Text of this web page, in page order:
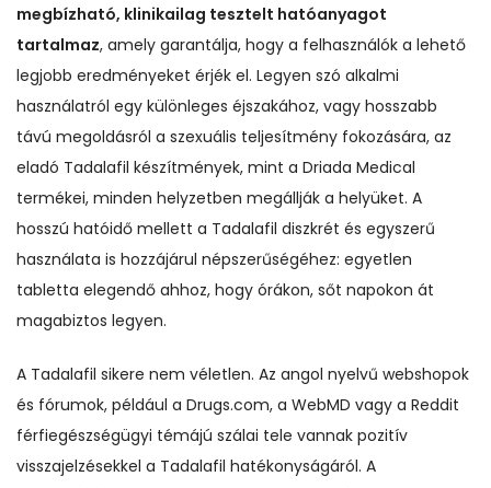
megbízható, klinikailag tesztelt hatóanyagot
tartalmaz, amely garantálja, hogy a felhasználók a lehető
legjobb eredményeket érjék el. Legyen szó alkalmi
használatról egy különleges éjszakához, vagy hosszabb
távú megoldásról a szexuális teljesítmény fokozására, az
eladó Tadalafil készítmények, mint a Driada Medical
termékei, minden helyzetben megállják a helyüket. A
hosszú hatóidő mellett a Tadalafil diszkrét és egyszerű
használata is hozzájárul népszerűségéhez: egyetlen
tabletta elegendő ahhoz, hogy órákon, sőt napokon át
magabiztos legyen.
A Tadalafil sikere nem véletlen. Az angol nyelvű webshopok
és fórumok, például a Drugs.com, a WebMD vagy a Reddit
férfiegészségügyi témájú szálai tele vannak pozitív
visszajelzésekkel a Tadalafil hatékonyságáról. A